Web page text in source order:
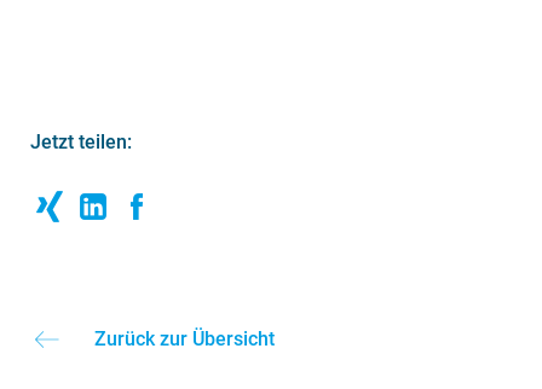
Jetzt teilen:
Zurück zur Übersicht